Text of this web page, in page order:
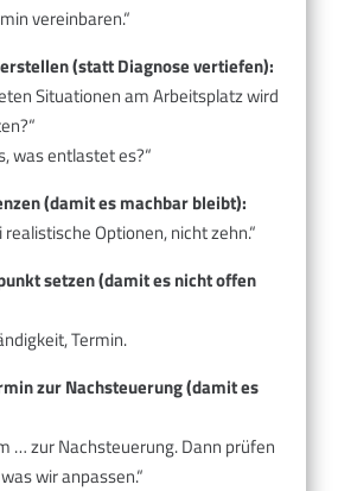
vereinbaren.“
(statt Diagnose vertiefen):
Situationen am Arbeitsplatz wird
was entlastet es?“
(damit es machbar bleibt):
Optionen, nicht zehn.“
setzen (damit es nicht offen
Termin.
zur Nachsteuerung (damit es
… zur Nachsteuerung. Dann prüfen
wir anpassen.“